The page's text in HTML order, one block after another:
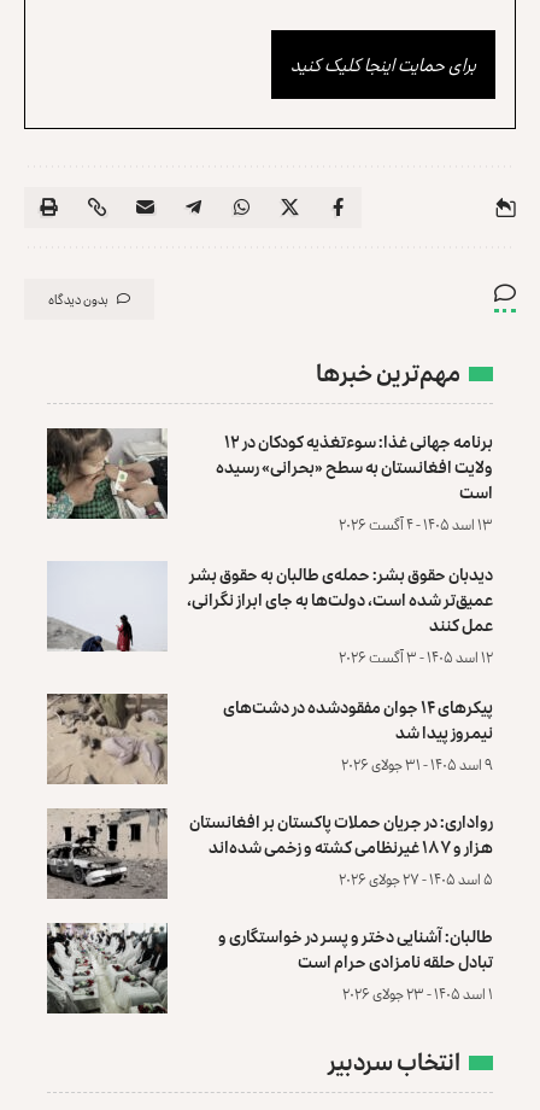
برای حمایت اینجا کلیک کنید
بدون دیدگاه
مهم‌ترین خبرها
برنامه جهانی غذا: سوءتغذیه کودکان در ۱۲
ولایت افغانستان به سطح «بحرانی» رسیده
است
۱۳ اسد ۱۴۰۵ - ۴ آگست ۲۰۲۶
دیدبان حقوق بشر: حمله‌ی طالبان به حقوق بشر
عمیق‌تر شده است، دولت‌ها به جای ابراز نگرانی،
عمل کنند
۱۲ اسد ۱۴۰۵ - ۳ آگست ۲۰۲۶
پیکرهای ۱۴ جوان مفقودشده در دشت‌های
نیمروز پیدا شد
۹ اسد ۱۴۰۵ - ۳۱ جولای ۲۰۲۶
رواداری: در جریان حملات پاکستان بر افغانستان
هزار و ۱۸۷ غیرنظامی کشته و زخمی شده‌اند
۵ اسد ۱۴۰۵ - ۲۷ جولای ۲۰۲۶
طالبان: آشنایی دختر و پسر در خواستگاری و
تبادل حلقه نامزادی حرام است
۱ اسد ۱۴۰۵ - ۲۳ جولای ۲۰۲۶
انتخاب سردبیر